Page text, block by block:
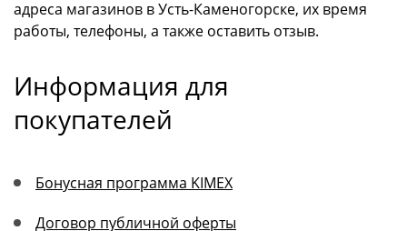
адреса магазинов в Усть-Каменогорске, их время
работы, телефоны, а также оставить отзыв.
Информация для
покупателей
Бонусная программа KIMEX
Договор публичной оферты